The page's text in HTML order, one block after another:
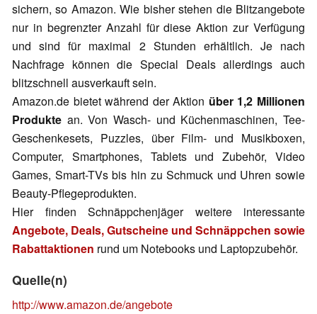
sichern, so Amazon. Wie bisher stehen die Blitzangebote
nur in begrenzter Anzahl für diese Aktion zur Verfügung
und sind für maximal 2 Stunden erhältlich. Je nach
Nachfrage können die Special Deals allerdings auch
blitzschnell ausverkauft sein.
Amazon.de bietet während der Aktion über 1,2 Millionen
Produkte an. Von Wasch- und Küchenmaschinen, Tee-
Geschenkesets, Puzzles, über Film- und Musikboxen,
Computer, Smartphones, Tablets und Zubehör, Video
Games, Smart-TVs bis hin zu Schmuck und Uhren sowie
Beauty-Pflegeprodukten.
Hier finden Schnäppchenjäger weitere interessante
Angebote, Deals, Gutscheine und Schnäppchen sowie
Rabattaktionen rund um Notebooks und Laptopzubehör.
Quelle(n)
http://www.amazon.de/angebote